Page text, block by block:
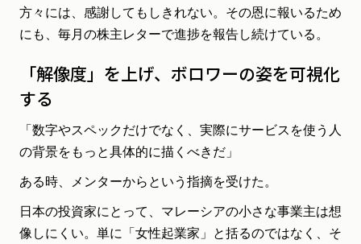
方々には、感謝してもしきれない。その恩に報いるため
にも、毎月の株主レターで進捗を報告し続けている。
「解像度」を上げ、ボロワーの姿を可視化
する
「数字やスペックだけでなく、実際にサービスを使う人
の背景をもっと具体的に描くべきだ」
ある時、メンターからという指摘を受けた。
日本の投資家にとって、マレーシアの小さな事業主は想
像しにくい。単に「女性起業家」と括るのではなく、そ